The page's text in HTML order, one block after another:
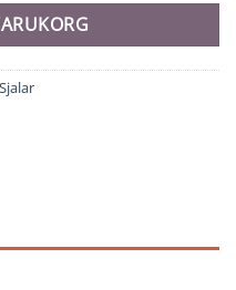
Sjalar